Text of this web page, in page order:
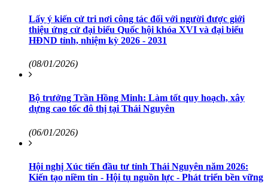
Lấy ý kiến cử tri nơi công tác đối với người được giới
thiệu ứng cử đại biểu Quốc hội khóa XVI và đại biểu
HĐND tỉnh, nhiệm kỳ 2026 - 2031
(08/01/2026)
Bộ trưởng Trần Hồng Minh: Làm tốt quy hoạch, xây
dựng cao tốc đô thị tại Thái Nguyên
(06/01/2026)
Hội nghị Xúc tiến đầu tư tỉnh Thái Nguyên năm 2026:
Kiến tạo niềm tin - Hội tụ nguồn lực - Phát triển bền vững